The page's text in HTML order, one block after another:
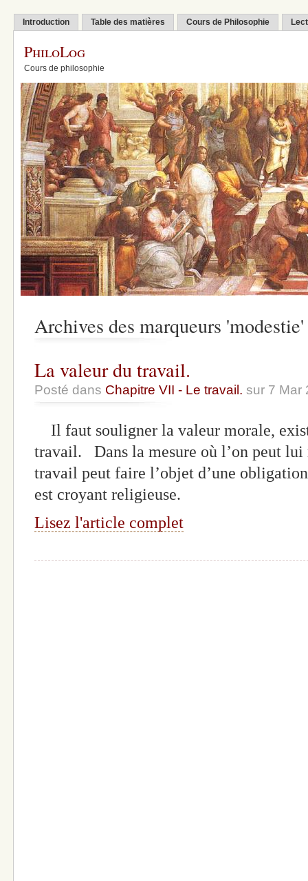
Introduction Table des matières Cours de Philosophie
PhiloLog
Cours de philosophie
Archives des marqueurs 'modestie'
La valeur du travail.
Posté dans Chapitre VII - Le travail. sur 7 Mar
Il faut souligner la valeur morale,
travail. Dans la mesure où l’on peut lui
travail peut faire l’objet d’une
est croyant religieuse.
Lisez l'article complet